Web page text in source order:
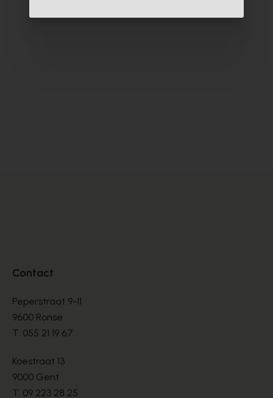
Contact
Peperstraat 9-11
9600 Ronse
T. 055 21 19 67
Koestraat 13
9000 Gent
T. 09 223 28 25